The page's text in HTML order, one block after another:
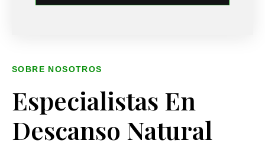
SOBRE NOSOTROS
Especialistas En
Descanso Natural